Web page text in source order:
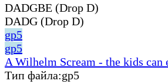
DADGBE (Drop D)
DADG (Drop D)
gp5
gp5
A Wilhelm Scream - the kids can
Тип файла:gp5